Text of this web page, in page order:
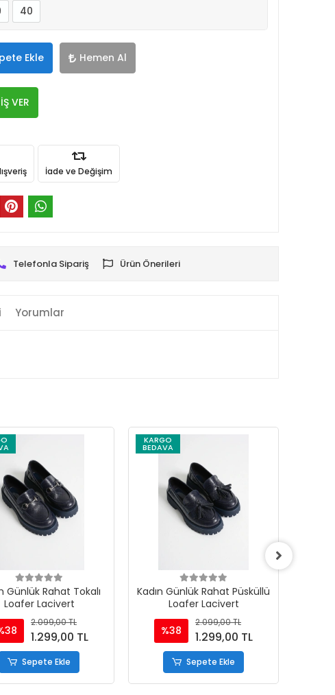
40
Ekle Hemen Al
VER
İade ve Değişim
Telefonla Sipariş Ürün Önerileri
Yorumlar
Günlük Rahat Tokalı
Loafer Lacivert
2.099,00 TL
1.299,00 TL
Sepete Ekle
KARGO
BEDAVA
Kadın Günlük Rahat Püsküllü
Loafer Lacivert
%38
2.099,00 TL
1.299,00 TL
Sepete Ekle